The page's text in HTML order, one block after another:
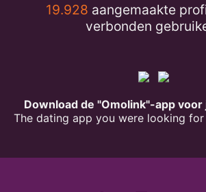
19.928 aangemaakte
verbonden
Download de "Omolink"-app
The dating app you were looking